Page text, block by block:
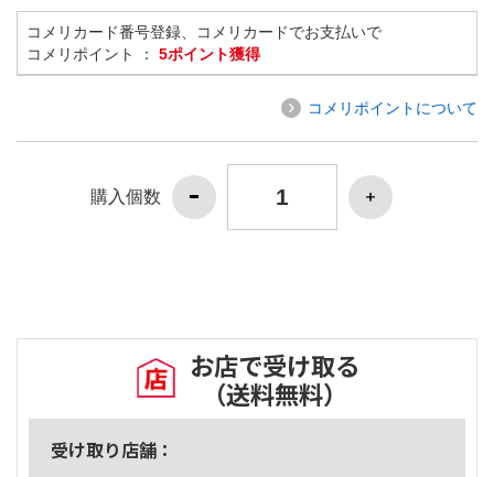
コメリカード番号登録、コメリカードでお支払いで
コメリポイント ： 5ポイント獲得
コメリポイントについて
購入個数
お店で受け取る
（送料無料）
受け取り店舗：